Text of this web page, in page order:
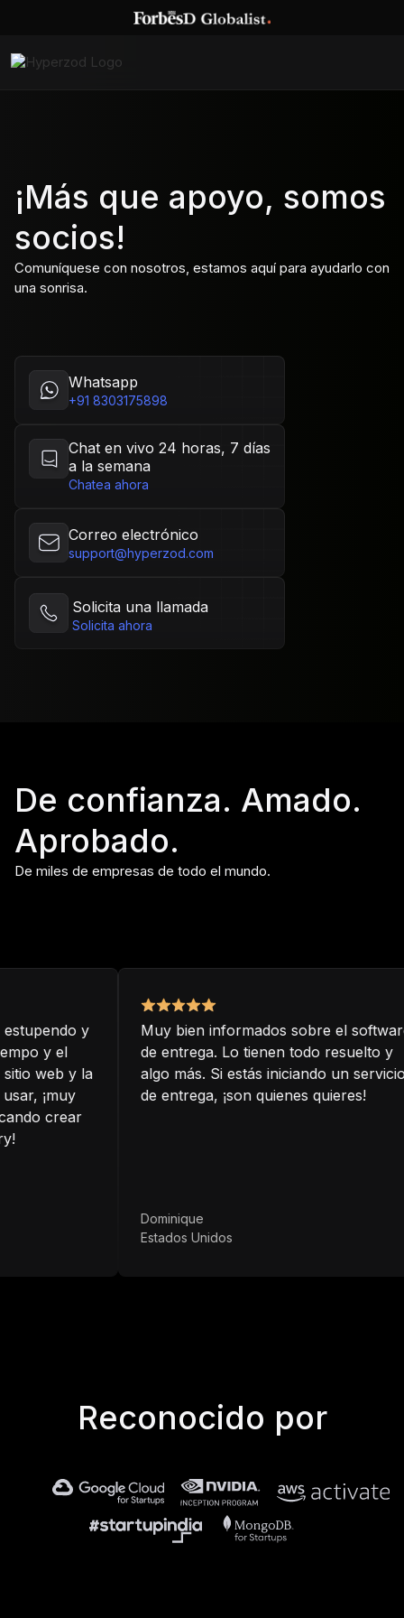
¡Más que apoyo, somos
socios!
Comuníquese con nosotros, estamos aquí para ayudarlo con
una sonrisa.
Whatsapp
+91 8303175898
Chat en vivo 24 horas, 7 días
a la semana
Chatea ahora
Correo electrónico
support@hyperzod.com
Solicita una llamada
Solicita ahora
De confianza. Amado.
Aprobado.
De miles de empresas de todo el mundo.
y
y el
web y la
¡muy
crear
Muy bien informados sobre el software
de entrega. Lo tienen todo resuelto y
algo más. Si estás iniciando un servicio
de entrega, ¡son quienes quieres!
Dominique
Estados Unidos
Reconocido por